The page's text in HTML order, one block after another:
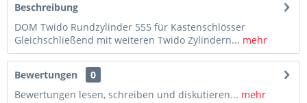
Beschreibung
DOM Twido Rundzylinder 555 für Kastenschlösser
Gleichschließend mit weiteren Twido Zylindern... mehr
Bewertungen
0
Bewertungen lesen, schreiben und diskutieren... mehr